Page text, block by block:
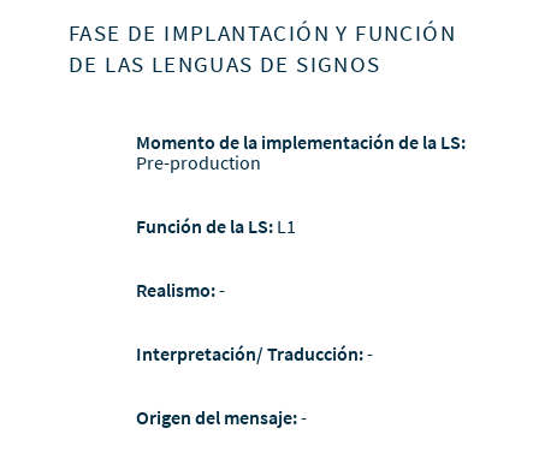
FASE DE IMPLANTACIÓN Y FUNCIÓN
DE LAS LENGUAS DE SIGNOS
Momento de la implementación de la LS:
Pre-production
Función de la LS: L1
Realismo:-
Interpretación/ Traducción:-
Origen del mensaje:-